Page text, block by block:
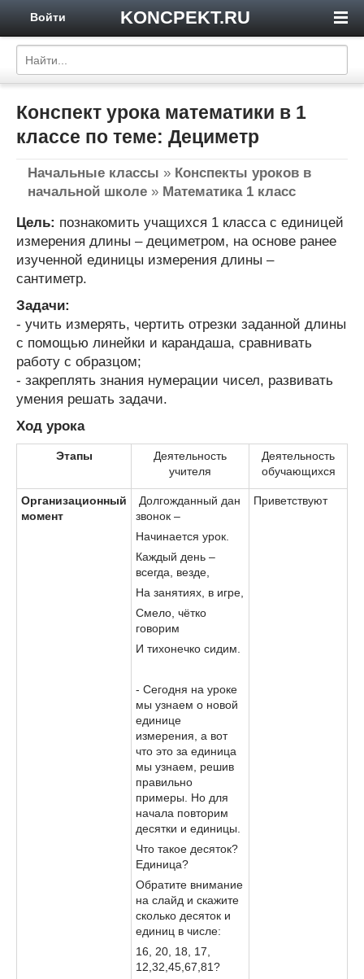
KONCPEKT.RU
Войти
Конспект урока математики в 1
классе по теме: Дециметр
Начальные классы » Конспекты уроков в
начальной школе » Математика 1 класс
Цель: познакомить учащихся 1 класса с единицей
измерения длины – дециметром, на основе ранее
изученной единицы измерения длины –
сантиметр.
Задачи:
- учить измерять, чертить отрезки заданной длины
с помощью линейки и карандаша, сравнивать
работу с образцом;
- закреплять знания нумерации чисел, развивать
умения решать задачи.
Ход урока
Этапы
Деятельность
учителя
Деятельность
обучающихся
Организационный
момент
Долгожданный дан
звонок –
Начинается урок.
Каждый день –
всегда, везде,
На занятиях, в игре,
Смело, чётко
говорим
И тихонечко сидим.
- Сегодня на уроке
мы узнаем о новой
единице
измерения, а вот
что это за единица
мы узнаем, решив
правильно
примеры. Но для
начала повторим
десятки и единицы.
Что такое десяток?
Единица?
Обратите внимание
на слайд и скажите
сколько десяток и
единиц в числе:
16, 20, 18, 17,
12,32,45,67,81?
Приветствуют